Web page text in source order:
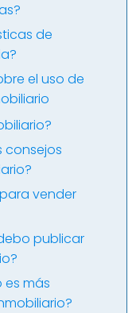
de
el uso de
consejos
vender
publicar
más